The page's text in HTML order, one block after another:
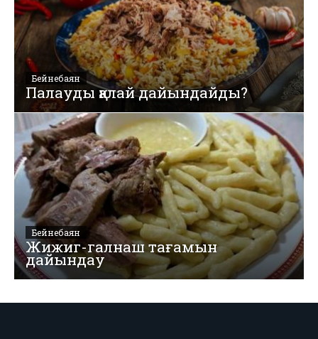
Бейнебаян
Палауды қалай дайындайды?
Бейнебаян
Жижиг-галнаш тағамын
дайындау